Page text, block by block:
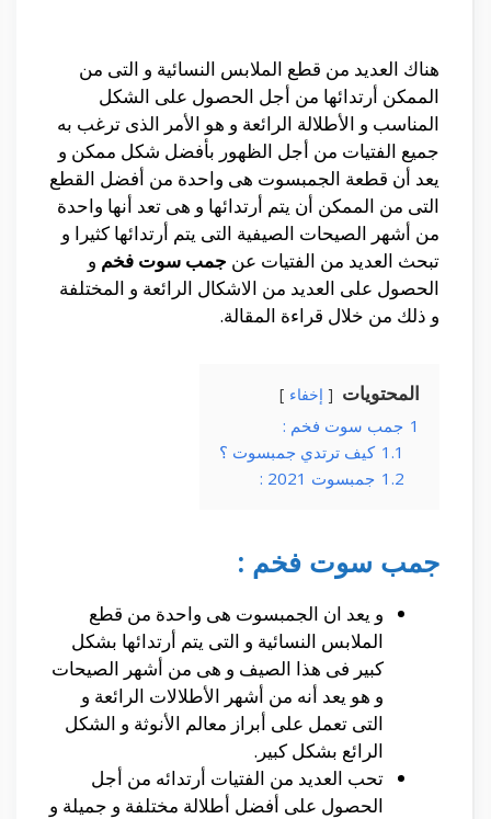
هناك العديد من قطع الملابس النسائية و التى من
الممكن أرتدائها من أجل الحصول على الشكل
المناسب و الأطلالة الرائعة و هو الأمر الذى ترغب به
جميع الفتيات من أجل الظهور بأفضل شكل ممكن و
يعد أن قطعة الجمبسوت هى واحدة من أفضل القطع
التى من الممكن أن يتم أرتدائها و هى تعد أنها واحدة
من أشهر الصيحات الصيفية التى يتم أرتدائها كثيرا و
تبحث العديد من الفتيات عن جمب سوت فخم و
الحصول على العديد من الاشكال الرائعة و المختلفة
و ذلك من خلال قراءة المقالة.
المحتويات إخفاء
1 جمب سوت فخم :
1.1 كيف ترتدي جمبسوت ؟
1.2 جمبسوت 2021 :
جمب سوت فخم :
و يعد ان الجمبسوت هى واحدة من قطع
الملابس النسائية و التى يتم أرتدائها بشكل
كبير فى هذا الصيف و هى من أشهر الصيحات
و هو يعد أنه من أشهر الأطلالات الرائعة و
التى تعمل على أبراز معالم الأنوثة و الشكل
الرائع بشكل كبير.
تحب العديد من الفتيات أرتدائه من أجل
الحصول على أفضل أطلالة مختلفة و جميلة و